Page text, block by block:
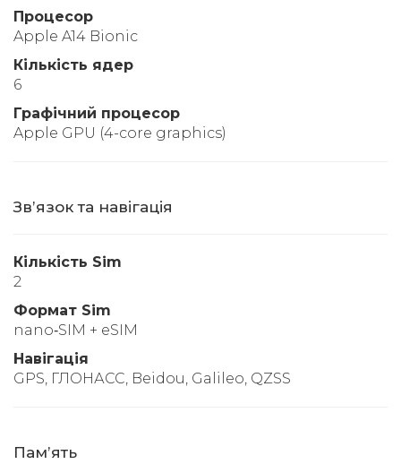
Процесор
Apple A14 Bionic
Кількість ядер
6
Графічний процесор
Apple GPU (4-core graphics)
Звʼязок та навігація
Кількість Sim
2
Формат Sim
nano‑SIM + eSIM
Навігація
GPS, ГЛОНАСС, Beidou, Galileo, QZSS
Памʼять